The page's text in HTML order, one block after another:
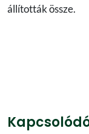
állították össze.